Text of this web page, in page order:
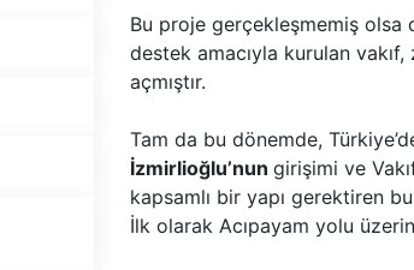
Bu proje gerçekleşmemiş olsa
destek amacıyla kurulan
açmıştır.
Tam da bu dönemde,
İzmirlioğlu’nun girişimi ve
kapsamlı bir yapı gerektiren
İlk olarak Acıpayam yolu